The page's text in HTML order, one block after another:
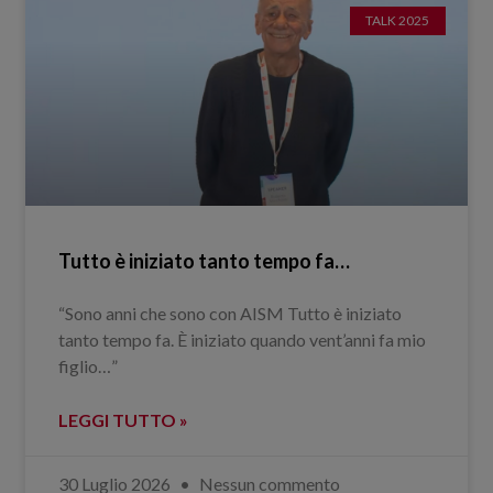
TALK 2025
Tutto è iniziato tanto tempo fa…
“Sono anni che sono con AISM Tutto è iniziato
tanto tempo fa. È iniziato quando vent’anni fa mio
figlio…”
LEGGI TUTTO »
30 Luglio 2026 Nessun commento